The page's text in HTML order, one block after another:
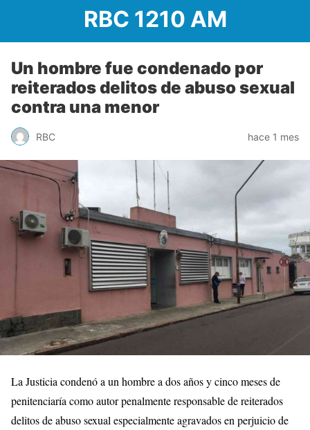
RBC 1210 AM
Un hombre fue condenado por
reiterados delitos de abuso sexual
contra una menor
RBC hace 1 mes
La Justicia condenó a un hombre a dos años y cinco meses de
penitenciaría como autor penalmente responsable de reiterados
delitos de abuso sexual especialmente agravados en perjuicio de